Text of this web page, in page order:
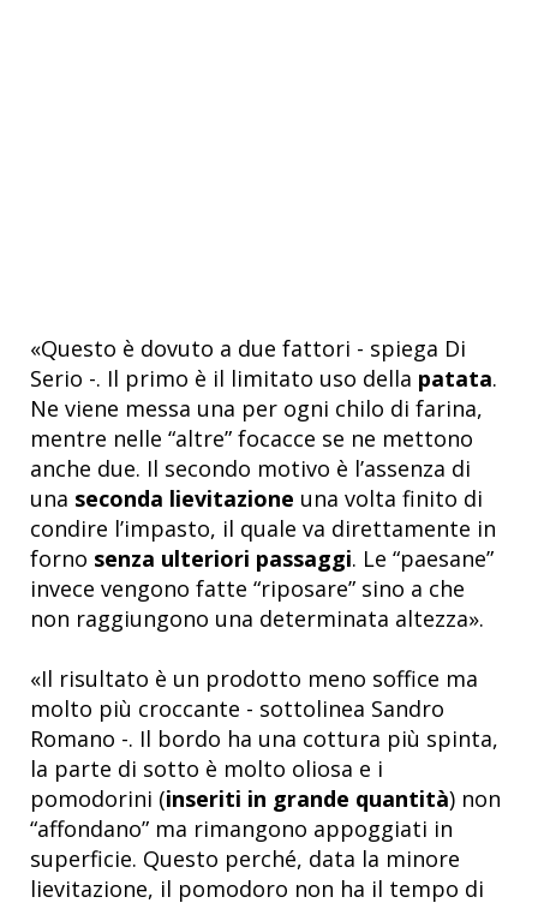
«Questo è dovuto a due fattori - spiega Di
Serio -. Il primo è il limitato uso della patata.
Ne viene messa una per ogni chilo di farina,
mentre nelle “altre” focacce se ne mettono
anche due. Il secondo motivo è l’assenza di
una seconda lievitazione una volta finito di
condire l’impasto, il quale va direttamente in
forno senza ulteriori passaggi. Le “paesane”
invece vengono fatte “riposare” sino a che
non raggiungono una determinata altezza».
«Il risultato è un prodotto meno soffice ma
molto più croccante - sottolinea Sandro
Romano -. Il bordo ha una cottura più spinta,
la parte di sotto è molto oliosa e i
pomodorini (inseriti in grande quantità) non
“affondano” ma rimangono appoggiati in
superficie. Questo perché, data la minore
lievitazione, il pomodoro non ha il tempo di